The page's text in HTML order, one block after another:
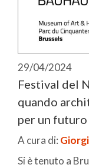
29/04/2024
Festival del
quando
per un
A cura di:
Si è tenuto a